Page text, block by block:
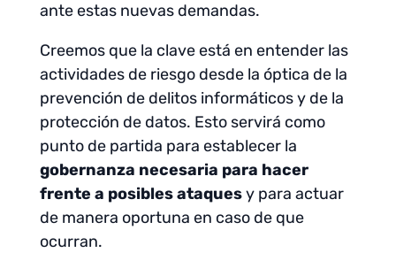
ante estas nuevas demandas.
Creemos que la clave está en entender las
actividades de riesgo desde la óptica de la
prevención de delitos informáticos y de la
protección de datos. Esto servirá como
punto de partida para establecer la
gobernanza necesaria para hacer
frente a posibles ataquesy para actuar
de manera oportuna en caso de que
ocurran.